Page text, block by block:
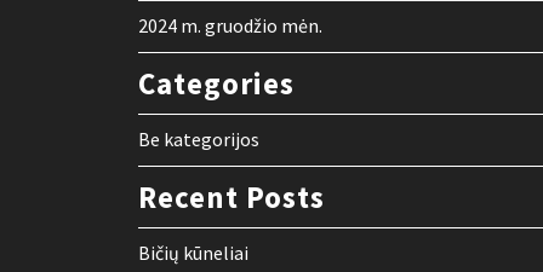
2024 m. gruodžio mėn.
Categories
Be kategorijos
Recent Posts
Bičių kūneliai